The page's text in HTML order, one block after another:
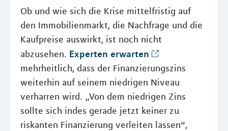
Ob und wie sich die Krise mittelfristig auf
den Immobilienmarkt, die Nachfrage und die
Kaufpreise auswirkt, ist noch nicht
abzusehen. Experten erwarten
mehrheitlich, dass der Finanzierungszins
weiterhin auf seinem niedrigen Niveau
verharren wird. „Von dem niedrigen Zins
sollte sich indes gerade jetzt keiner zu
riskanten Finanzierung verleiten lassen“,